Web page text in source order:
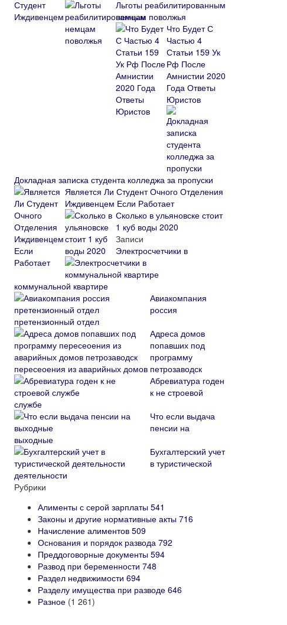
Льготы реабилитированным
немцам поволжья
Что Будет С
Частью 4
Статьи 159 Ук
Рф После
Амнистии 2020
Года Ответы
Юристов
Докладная записка студента колледжа за пропуски
Является Ли Студент Очного Отделения
Иждивенцем Если Работает
Сколько в ульяновске стоит
1 куб воды 2020
Записи
Электросчетчики в
коммунальной квартире
Авиакомпания
россия
претензионный отдел
Адреса домов
попавших под
программу
пересеоения из аварийных домов петрозаводск
Абревиатура годен
к не строевой
службе
Что если выдача
пенсии на
выходные
Бухгалтерский учет
в туристической
деятельности
Рубрики
Алименты с серой зарплаты 541
Законы и другие нормативные акты 716
Начисление алиментов 509
Основания и порядок развода 792
Преддоговорные документы 594
Развод при беременности 748
Раздел недвижимости 694
Разделу имущества при разводе 646
Разное (1 261)